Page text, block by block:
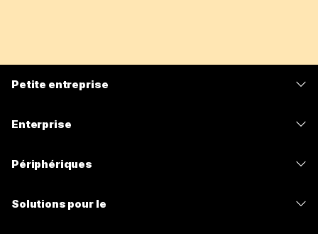
Petite entreprise
Enterprise
Périphériques
Solutions pour le